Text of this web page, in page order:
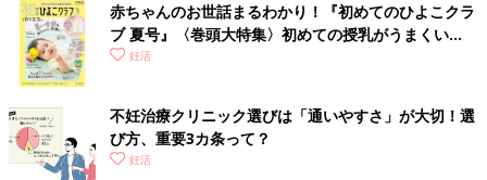
正確に予測された排卵日に合わせてセックスするの
がタイミング法
赤ちゃんのお世話まるわかり！『初めてのひよこクラ
ブ 夏号』〈巻頭大特集〉初めての授乳がうまくい
く！ おっぱい・ミルクの基本と夏のトラブル 解決テ
妊活
不妊治療クリニック選びは「通いやすさ」が大切！選
び方、重要3カ条って？
妊活